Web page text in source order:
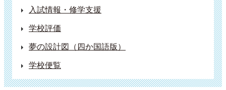
入試情報・修学支援
学校評価
夢の設計図（四か国語版）
学校便覧